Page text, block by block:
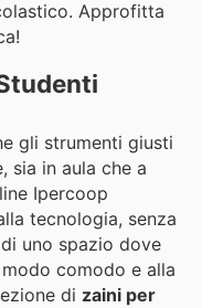
Approfitta
gli strumenti giusti
sia in aula che a
Ipercoop
tecnologia, senza
uno spazio dove
comodo e alla
di zaini per